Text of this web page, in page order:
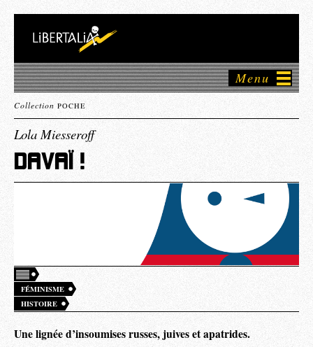
Menu
Collection POCHE
Lola Miesseroff
DAVAÏ !
FÉMINISME
HISTOIRE
Une lignée d’insoumises russes, juives et apatrides.